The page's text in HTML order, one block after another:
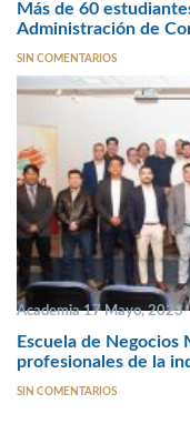
Más de 60
Administración de
SIN COMENTARIOS
Academia 17 Mayo, 2023
Escuela de
profesionales de la
SIN COMENTARIOS